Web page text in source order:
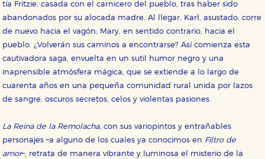
tía Fritzie, casada con el carnicero del pueblo, tras haber sido
abandonados por su alocada madre. Al llegar, Karl, asustado, corre
de nuevo hacia el vagón; Mary, en sentido contrario, hacia el
pueblo. ¿Volverán sus caminos a encontrarse? Así comienza esta
cautivadora saga, envuelta en un sutil humor negro y una
inaprensible atmósfera mágica, que se extiende a lo largo de
cuarenta años en una pequeña comunidad rural unida por lazos
de sangre, oscuros secretos, celos y violentas pasiones.
La Reina de la Remolacha, con sus variopintos y entrañables
personajes –a alguno de los cuales ya conocimos en Filtro de
amor–, retrata de manera vibrante y luminosa el misterio de la